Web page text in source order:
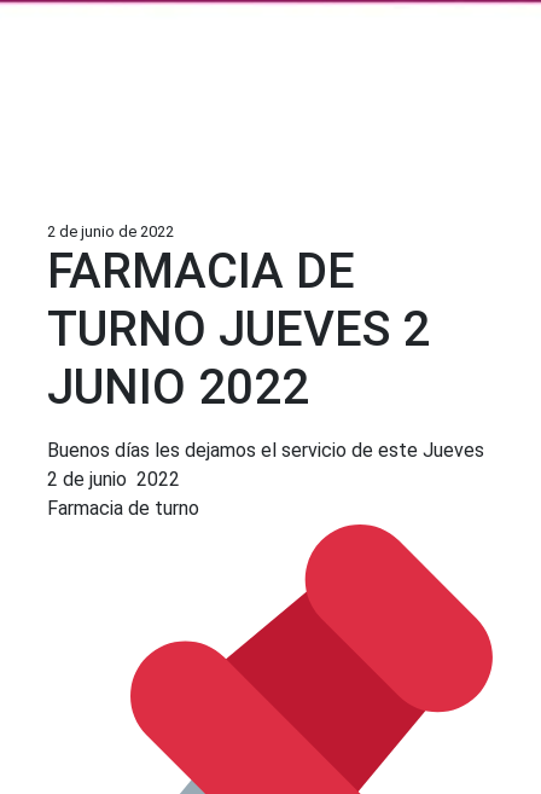
2 de junio de 2022
FARMACIA DE
TURNO JUEVES 2
JUNIO 2022
Buenos días les dejamos el servicio de este Jueves
2 de junio 2022
Farmacia de turno